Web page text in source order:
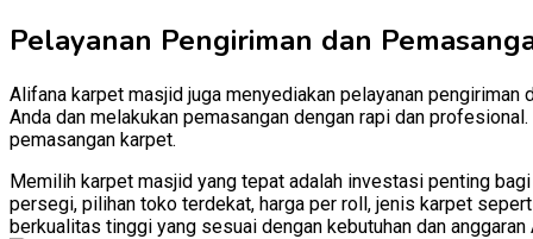
Pelayanan Pengiriman dan
Alifana karpet masjid juga menyediakan pelayanan pengiriman
Anda dan melakukan pemasangan dengan rapi dan
pemasangan karpet.
Memilih karpet masjid yang tepat adalah investasi penting
persegi, pilihan toko terdekat, harga per roll, jenis karpet
berkualitas tinggi yang sesuai dengan kebutuhan dan